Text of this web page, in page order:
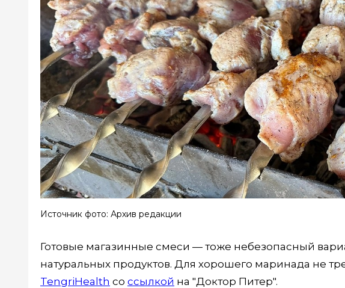
Источник фото: Архив редакции
Готовые магазинные смеси — тоже небезопасный
натуральных продуктов. Для хорошего маринада не
TengriHealth со ссылкой на "Доктор Питер".